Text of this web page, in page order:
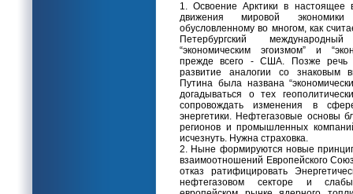
1. Освоение Арктики в настоящее
движения мировой
обусловленному во многом, как
Петербургский
“экономическим эгоизмом” и
прежде всего - США. Позже
развитие аналогии со знаковым
Путина была названа
догадываться о тех
сопровождать изменения в
энергетики. Нефтегазовые основы
регионов и промышленных
исчезнуть. Нужна страховка.
2. Ныне формируются новые
взаимоотношений Европейского
отказ ратифицировать
нефтегазовом секторе и